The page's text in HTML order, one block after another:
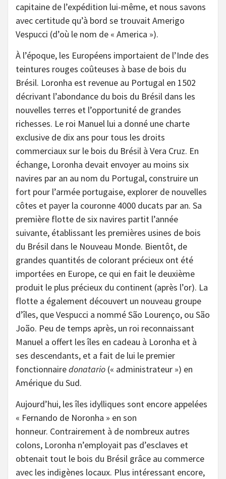
capitaine de l’expédition lui-même, et nous savons
avec certitude qu’à bord se trouvait Amerigo
Vespucci (d’où le nom de « America »).
À l’époque, les Européens importaient de l’Inde des
teintures rouges coûteuses à base de bois du
Brésil. Loronha est revenue au Portugal en 1502
décrivant l’abondance du bois du Brésil dans les
nouvelles terres et l’opportunité de grandes
richesses. Le roi Manuel lui a donné une charte
exclusive de dix ans pour tous les droits
commerciaux sur le bois du Brésil à Vera Cruz. En
échange, Loronha devait envoyer au moins six
navires par an au nom du Portugal, construire un
fort pour l’armée portugaise, explorer de nouvelles
côtes et payer la couronne 4000 ducats par an. Sa
première flotte de six navires partit l’année
suivante, établissant les premières usines de bois
du Brésil dans le Nouveau Monde. Bientôt, de
grandes quantités de colorant précieux ont été
importées en Europe, ce qui en fait le deuxième
produit le plus précieux du continent (après l’or). La
flotte a également découvert un nouveau groupe
d’îles, que Vespucci a nommé São Lourenço, ou São
João. Peu de temps après, un roi reconnaissant
Manuel a offert les îles en cadeau à Loronha et à
ses descendants, et a fait de lui le premier
fonctionnairedonatario (« administrateur ») en
Amérique du Sud.
Aujourd’hui, les îles idylliques sont encore appelées
« Fernando de Noronha » en son
honneur. Contrairement à de nombreux autres
colons, Loronha n’employait pas d’esclaves et
obtenait tout le bois du Brésil grâce au commerce
avec les indigènes locaux. Plus intéressant encore,